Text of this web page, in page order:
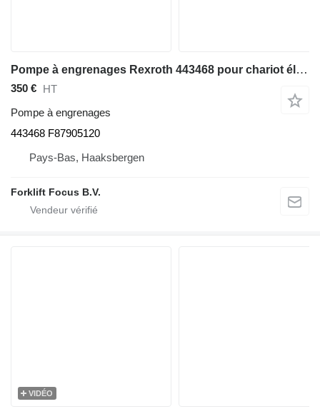
Pompe à engrenages Rexroth 443468 pour chariot élévateur électrique Linde E10 Still ESM10
350 € HT
Pompe à engrenages
443468 F87905120
Pays-Bas, Haaksbergen
Forklift Focus B.V.
VIDÉO